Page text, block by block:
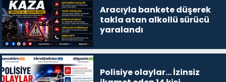
Aracıyla bankete düşerek
takla atan alkollü sürücü
yaralandı
Polisiye olaylar… İzinsiz